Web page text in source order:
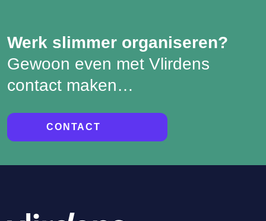
Werk slimmer organiseren?
Gewoon even met Vlirdens
contact maken…
CONTACT